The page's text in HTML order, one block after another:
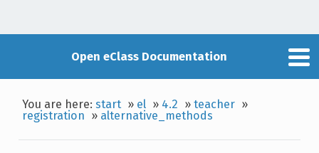
Open eClass Documentation
You are here:start » el » 4.2 »teacher »
registration » alternative_methods